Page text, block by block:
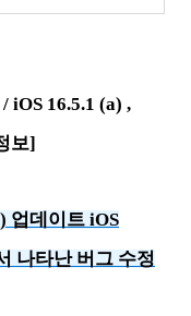
/ iOS 16.5.1 (a) ,
보]
업데이트 iOS
나타난 버그 수정